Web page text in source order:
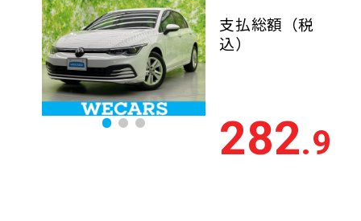
支払総額 （税
込）
282.9